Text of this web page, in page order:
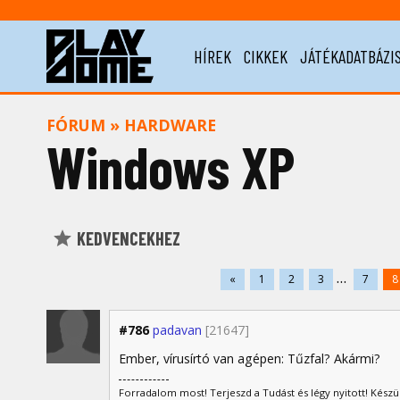
HÍREK CIKKEK
FÓRUM » HARDWARE
Windows XP
KEDVENCEKHEZ
« 1 2 3 ... 7 8
#786 padavan [21647]
Ember, vírusírtó van agépen: Tűzfal? Akármi?
Forradalom most! Terjeszd a Tudást és légy nyitott!